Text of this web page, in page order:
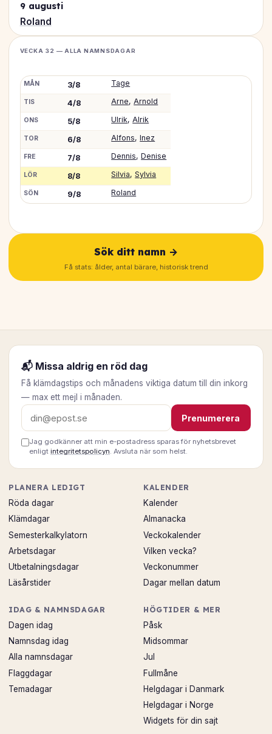
9 augusti
Roland
VECKA 32 — ALLA NAMNSDAGAR
MÅN 3/8 Tage
TIS 4/8 Arne,Arnold
ONS 5/8 Ulrik,Alrik
TOR 6/8 Alfons,Inez
FRE 7/8 Dennis,Denise
LÖR 8/8 Silvia,Sylvia
SÖN 9/8 Roland
Sök ditt namn →
Få stats: ålder, antal bärare, historisk trend
📬 Missa aldrig en röd dag
Få klämdagstips och månadens viktiga datum till din inkorg
— max ett mejl i månaden.
E-postadress Prenumerera
Jag godkänner att min e-postadress sparas för nyhetsbrevet
enligt integritetspolicyn. Avsluta när som helst.
PLANERA LEDIGT
Röda dagar
Klämdagar
Semesterkalkylatorn
Arbetsdagar
Utbetalningsdagar
Läsårstider
KALENDER
Kalender
Almanacka
Veckokalender
Vilken vecka?
Veckonummer
Dagar mellan datum
IDAG & NAMNSDAGAR
Dagen idag
Namnsdag idag
Alla namnsdagar
Flaggdagar
Temadagar
HÖGTIDER & MER
Påsk
Midsommar
Jul
Fullmåne
Helgdagar i Danmark
Helgdagar i Norge
Widgets för din sajt